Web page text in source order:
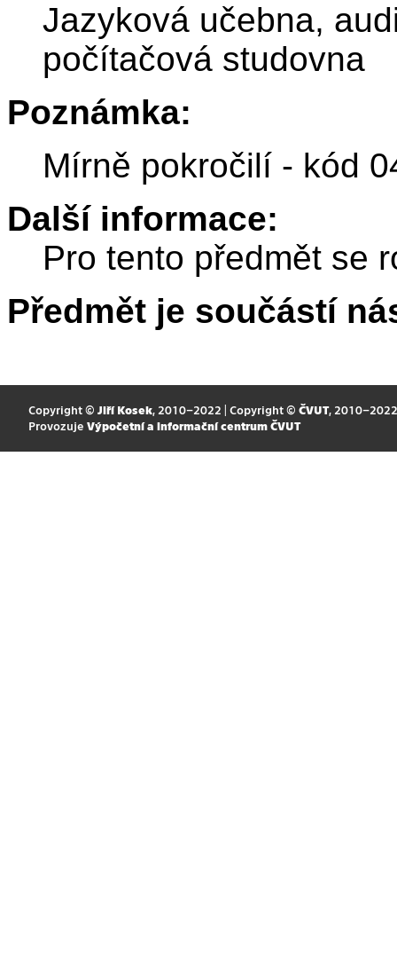
Jazyková učebna,
počítačová studovna
Poznámka:
Mírně pokročilí - kód
Další informace:
Pro tento předmět se
Předmět je součástí
Copyright © Jiří Kosek, 2010–2022 | Copyright © ČVUT, 2010–2022
Provozuje Výpočetní a informační centrum ČVUT